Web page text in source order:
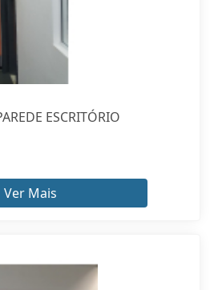
ESCRITÓRIO
Ver Mais